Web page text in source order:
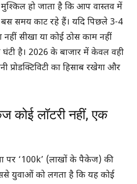
हो जाता है कि आप वास्तव में
समय काट रहे हैं। यदि पिछले 3-4
सीखा या कोई ठोस काम नहीं
है। 2026 के बाजार में केवल वही
प्रोडक्टिविटी का हिसाब रखेगा और
कोई लॉटरी नहीं, एक
पर ‘100k’ (लाखों के पैकेज) की
युवाओं को लगता है कि यह कोई